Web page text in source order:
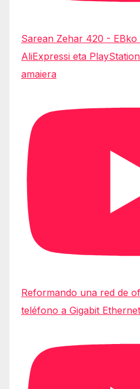
Sarean Zehar 420 -
AliExpressi eta
amaiera
Reformando una red de
teléfono a Gigabit